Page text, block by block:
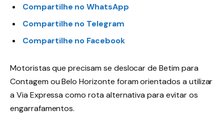
Compartilhe no WhatsApp
Compartilhe no Telegram
Compartilhe no Facebook
Motoristas que precisam se deslocar de Betim para
Contagem ou Belo Horizonte foram orientados a utilizar
a Via Expressa como rota alternativa para evitar os
engarrafamentos.